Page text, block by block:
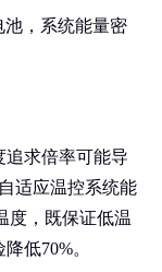
池，系统能量密
追求倍率可能导
适应温控系统能
度，既保证低温
低70%。